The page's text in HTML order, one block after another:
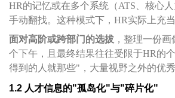
HR的记忆或在多个系统（ATS、核心
手动翻找。这种模式下，HR实际上充
面对高阶或跨部门的选拔 ，整理一份
个下午，且最终结果往往受限于HR的
得到的人就那些"，大量视野之外的优秀
1.2 人才信息的"孤岛化"与"碎片化"